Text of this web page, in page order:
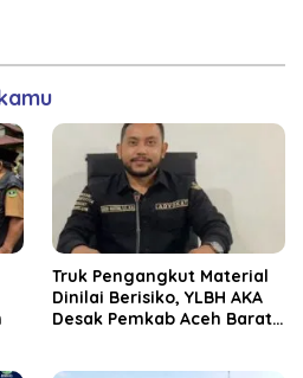
Truk Pengangkut Material
Dinilai Berisiko, YLBH AKA
Desak Pemkab Aceh Barat